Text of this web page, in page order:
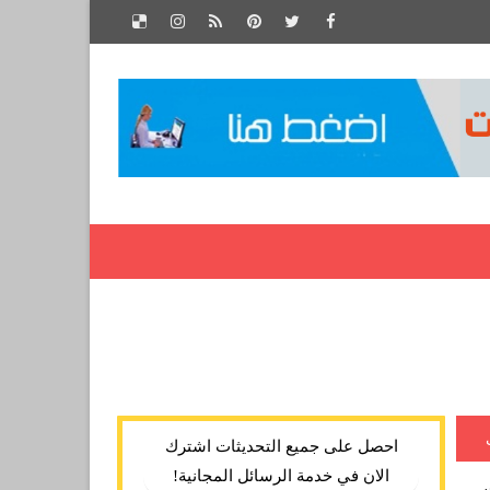
احصل على جميع التحديثات اشترك
الان في خدمة الرسائل المجانية!